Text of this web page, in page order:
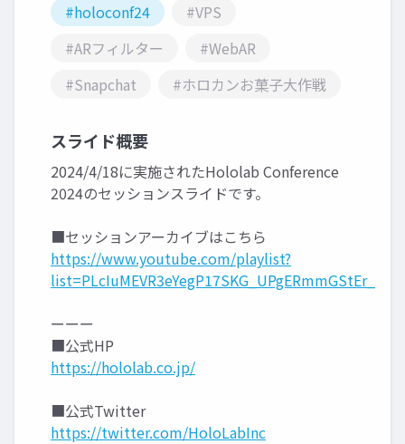
#holoconf24
#VPS
#ARフィルター
#WebAR
#Snapchat
#ホロカンお菓子大作戦
スライド概要
2024/4/18に実施されたHololab Conference
2024のセッションスライドです。
■セッションアーカイブはこちら
https://www.youtube.com/playlist?
list=PLcIuMEVR3eYegP17SKG_UPgERmmGStEr_
ーーー
■公式HP
https://hololab.co.jp/
■公式Twitter
https://twitter.com/HoloLabInc